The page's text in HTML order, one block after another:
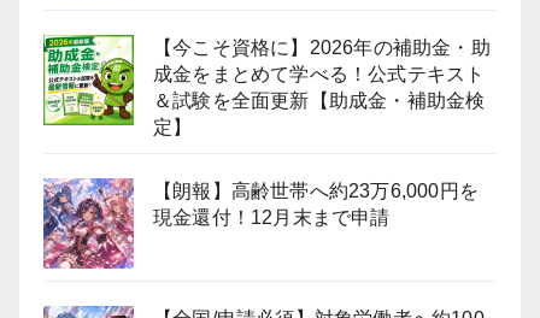
【今こそ資格に】2026年の補助金・助
成金をまとめて学べる！公式テキスト
＆試験を全面更新【助成金・補助金検
定】
【朗報】高齢世帯へ約23万6,000円を
現金還付！12月末まで申請